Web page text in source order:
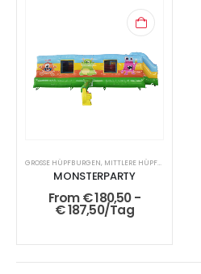
GROSSE HÜPFBURGEN , MITTLERE HÜPFBURGEN
MONSTERPARTY
From€180,50-
€187,50/Tag